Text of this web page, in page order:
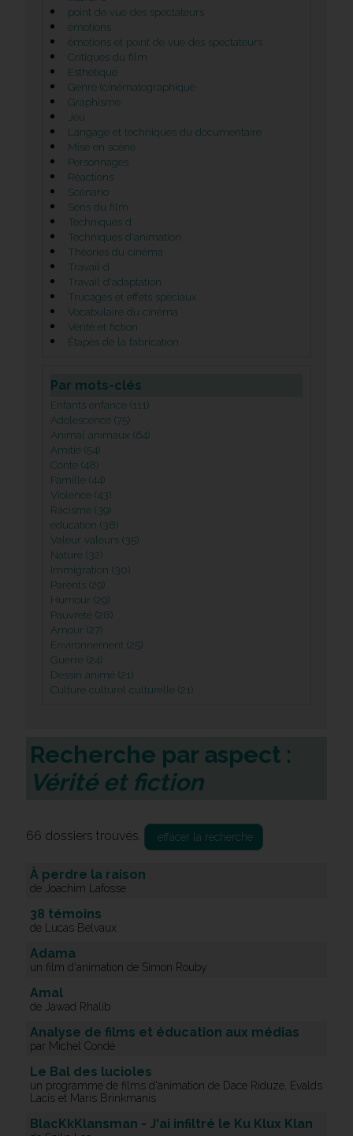
point de vue des spectateurs
émotions
émotions et point de vue des spectateurs
Critiques du film
Esthétique
Genre (cinématographique
Graphisme
Jeu
Langage et techniques du documentaire
Mise en scène
Personnages
Réactions
Scénario
Sens du film
Techniques d
Techniques d'animation
Théories du cinéma
Travail d
Travail d'adaptation
Trucages et effets spéciaux
Vocabulaire du cinéma
Vérité et fiction
Étapes de la fabrication
Par mots-clés
Enfants enfance (111)
Adolescence (75)
Animal animaux (64)
Amitié (54)
Conte (48)
Famille (44)
Violence (43)
Racisme (39)
éducation (38)
Valeur valeurs (35)
Nature (32)
Immigration (30)
Parents (29)
Humour (29)
Pauvreté (28)
Amour (27)
Environnement (25)
Guerre (24)
Dessin animé (21)
Culture culturel culturelle (21)
Recherche par aspect :
Vérité et fiction
66 dossiers trouvés. effacer la recherche
À perdre la raison
de Joachim Lafosse
38 témoins
de Lucas Belvaux
Adama
un film d'animation de Simon Rouby
Amal
de Jawad Rhalib
Analyse de films et éducation aux médias
par Michel Condé
Le Bal des lucioles
un programme de films d'animation de Dace Riduze, Evalds
Lacis et Maris Brinkmanis
BlacKkKlansman - J'ai infiltré le Ku Klux Klan